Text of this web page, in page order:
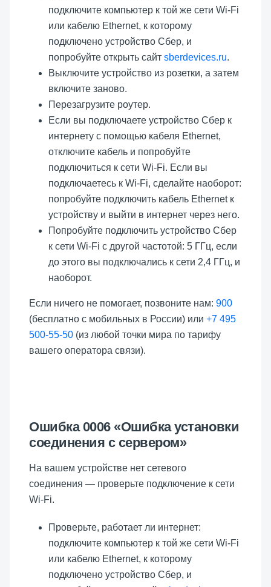
подключите компьютер к той же сети Wi-Fi
или кабелю Ethernet, к которому
подключено устройство Сбер, и
попробуйте открыть сайт sberdevices.ru.
Выключите устройство из розетки, а затем
включите заново.
Перезагрузите роутер.
Если вы подключаете устройство Сбер к
интернету с помощью кабеля Ethernet,
отключите кабель и попробуйте
подключиться к сети Wi-Fi. Если вы
подключаетесь к Wi-Fi, сделайте наоборот:
попробуйте подключить кабель Ethernet к
устройству и выйти в интернет через него.
Попробуйте подключить устройство Сбер
к сети Wi-Fi с другой частотой: 5 ГГц, если
до этого вы подключались к сети 2,4 ГГц, и
наоборот.
Если ничего не помогает, позвоните нам: 900
(бесплатно с мобильных в России) или +7 495
500-55-50 (из любой точки мира по тарифу
вашего оператора связи).
Ошибка 0006 «Ошибка установки
соединения с сервером»
На вашем устройстве нет сетевого
соединения — проверьте подключение к сети
Wi-Fi.
Проверьте, работает ли интернет:
подключите компьютер к той же сети Wi-Fi
или кабелю Ethernet, к которому
подключено устройство Сбер, и